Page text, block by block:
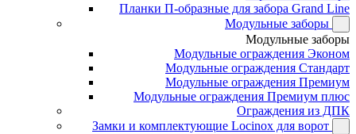
Планки П-образные для забора Grand Line
Модульные заборы
Модульные заборы
Модульные ограждения Эконом
Модульные ограждения Стандарт
Модульные ограждения Премиум
Модульные ограждения Премиум плюс
Ограждения из ДПК
Замки и комплектующие Locinox для ворот